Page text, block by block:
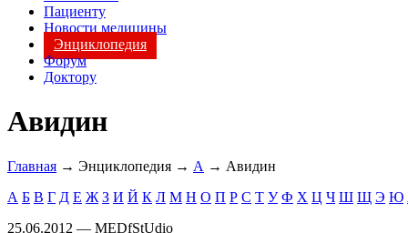
Пациенту
Новости медицины
Энциклопедия
Форум
Доктору
Авидин
Главная → Энциклопедия → А → Авидин
А Б В Г Д Е Ж З И Й К Л М Н О П Р С Т У Ф Х Ц Ч Ш Щ Э Ю
25.06.2012 — MEDfStUdio